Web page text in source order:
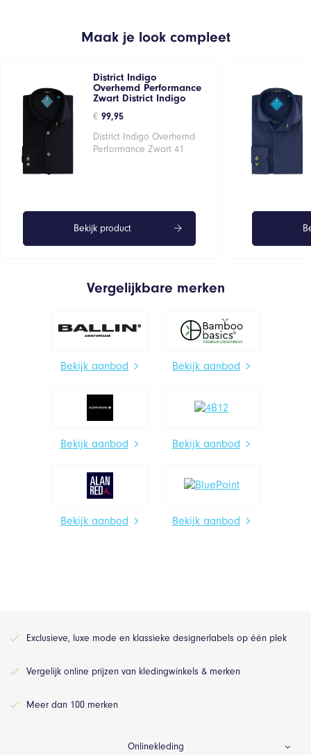
Maak je look compleet
District Indigo
Overhemd Performance
Zwart District Indigo
€ 99,95
District Indigo Overhemd
Performance Zwart 41
Bekijk product
Vergelijkbare merken
Bekijk aanbod Bekijk aanbod
Bekijk aanbod Bekijk aanbod
Bekijk aanbod Bekijk aanbod
Exclusieve, luxe mode en klassieke designerlabels op één plek
Vergelijk online prijzen van kledingwinkels & merken
Meer dan 100 merken
Onlinekleding